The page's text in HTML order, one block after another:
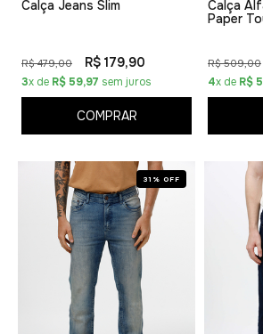
Calça Jeans Slim
R$ 479,00 R$ 179,90
3x de R$ 59,97 sem juros
COMPRAR
Calça
Paper
R$ 509,00
4x de R$
31% OFF